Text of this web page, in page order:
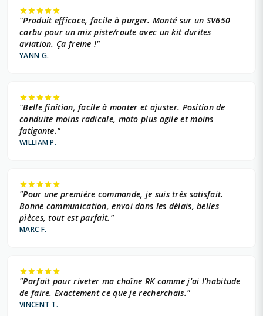
"Produit efficace, facile à purger. Monté sur un SV650
carbu pour un mix piste/route avec un kit durites
aviation. Ça freine !"
YANN G.
"Belle finition, facile à monter et ajuster. Position de
conduite moins radicale, moto plus agile et moins
fatigante."
WILLIAM P.
"Pour une première commande, je suis très satisfait.
Bonne communication, envoi dans les délais, belles
pièces, tout est parfait."
MARC F.
"Parfait pour riveter ma chaîne RK comme j'ai l'habitude
de faire. Exactement ce que je recherchais."
VINCENT T.